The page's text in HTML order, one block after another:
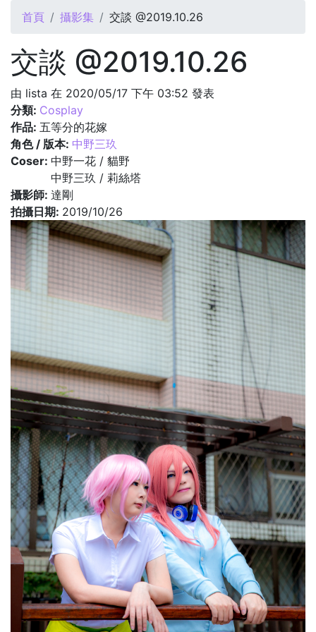
您在這裡
首頁 攝影集 交談 @2019.10.26
交談 @2019.10.26
由 lista 在 2020/05/17 下午 03:52 發表
分類: Cosplay
作品: 五等分的花嫁
角色 / 版本: 中野三玖
Coser: 中野一花 / 貓野
中野三玖 / 莉絲塔
攝影師: 達剛
拍攝日期: 2019/10/26